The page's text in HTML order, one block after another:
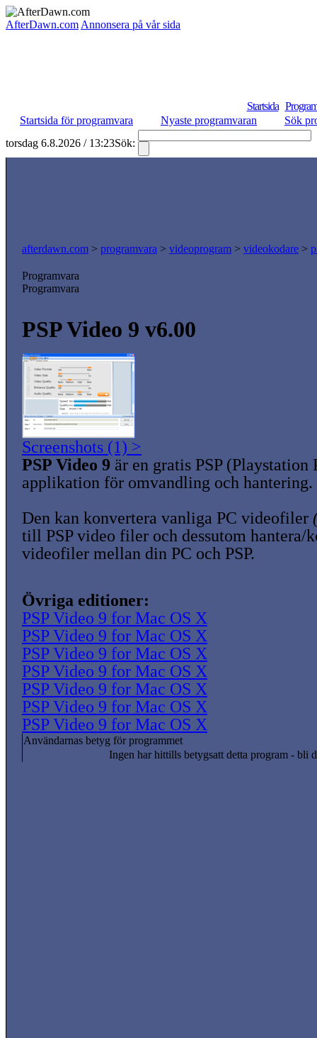
AfterDawn.com Annonsera på vår sida
Startsida
Startsida för programvara
Nyaste programvaran
Sök
torsdag 6.8.2026 / 13:23Sök:
afterdawn.com > programvara > videoprogram > videokodare >
Programvara
Programvara
PSP Video 9 v6.00
Screenshots (1) >
PSP Video 9 är en gratis PSP (Playstation
applikation för omvandling och hantering.
Den kan konvertera vanliga PC videofiler
till PSP video filer och dessutom hantera/
videofiler mellan din PC och PSP.
Övriga editioner:
PSP Video 9 for Mac OS X
PSP Video 9 for Mac OS X
PSP Video 9 for Mac OS X
PSP Video 9 for Mac OS X
PSP Video 9 for Mac OS X
PSP Video 9 for Mac OS X
PSP Video 9 for Mac OS X
Användarnas betyg för programmet
Ingen har hittills betygsatt detta program - bli